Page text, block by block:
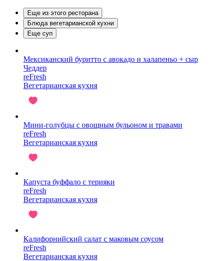
Еще из этого ресторана
Блюда вегетарианской кухни
Еще суп
Мексиканский буритто с авокадо и халапеньо + сыр
Чеддер
reFresh
Вегетарианская кухня
Мини-голубцы с овощным бульоном и травами
reFresh
Вегетарианская кухня
Капуста буффало с терияки
reFresh
Вегетарианская кухня
Калифорнийский салат с маковым соусом
reFresh
Вегетарианская кухня